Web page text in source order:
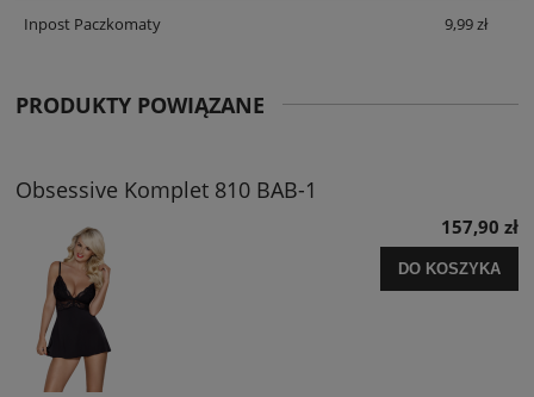
Inpost Paczkomaty 9,99 zł
PRODUKTY POWIĄZANE
Obsessive Komplet 810 BAB-1
157,90 zł
DO KOSZYKA